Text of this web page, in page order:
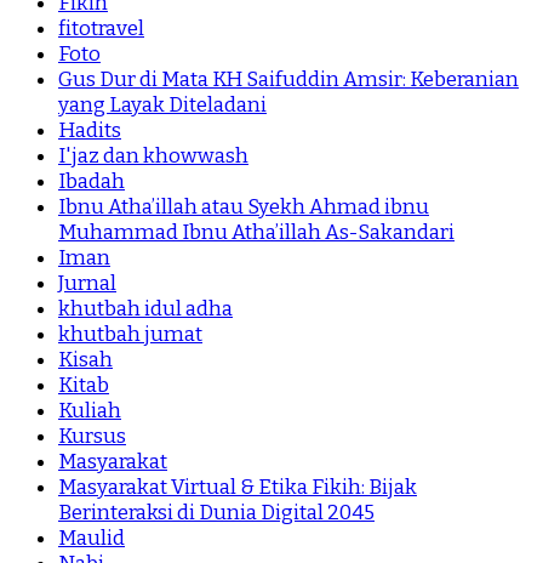
fitotravel
Foto
Gus Dur di Mata KH Saifuddin Amsir: Keberanian
yang Layak Diteladani
Hadits
I'jaz dan khowwash
Ibadah
Ibnu Atha’illah atau Syekh Ahmad ibnu
Muhammad Ibnu Atha’illah As-Sakandari
Iman
Jurnal
khutbah idul adha
khutbah jumat
Kisah
Kitab
Kuliah
Kursus
Masyarakat
Masyarakat Virtual & Etika Fikih: Bijak
Berinteraksi di Dunia Digital 2045
Maulid